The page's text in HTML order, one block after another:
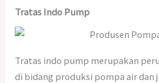
Tratas Indo Pump
Tratas indo pump merupakan
di bidang produksi pompa air dan